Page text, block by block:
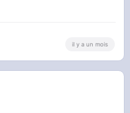
il y a un mois